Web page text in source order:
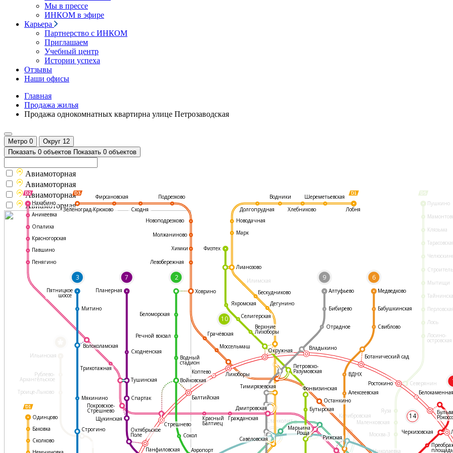
Мы в прессе
ИНКОМ в эфире
Карьера
Партнерство с ИНКОМ
Приглашаем
Учебный центр
Истории успеха
Отзывы
Наши офисы
Главная
Продажа жилья
Продажа однокомнатных квартирна улице Петрозаводская
Метро 0 Округ 12
Показать 0 объектов Показать 0 объектов
Илимская
Пушкино
Клязьма
Мытищи
Лось
Лосино-
островская
Северянин
Яуза
Маленковская
Москва-3
Николаевка
Ильинская
Рублево-
Архангельское
Троице-Лыково
Калибровская
Станколит
3 7
14
2 9 6
10
Фирсановская
Сходня
Подрезково
Новоподрезково
Молжаниново
Химки
Левобережная
Ховрино
Грачёвская
Моссельмаш
Останкино
Медведково
Бабушкинская
Свиблово
ВДНХ
Алексеевская
Рижская
Аэропорт
Сокол
Красный
Балтиец
Гражданская
Дмитровская
Коптево Лихоборы
Балтийская
Войковская
Водный
стадион
Сходненская
Трикотажная
Волоколамская
Тушинская
Мякинино
Строгино
Митино
Нахабино
Аникеевка
Опалиха
Красногорская
Павшино
Пенягино
Одинцово
Баковка
Сколково
Пятницкое
шоссе
Планерная
Спартак
Стрешнево
Щукинская
Октябрьское
Поле
Панфиловская
Окружная
Дегунино
Бескудниково
Верхние
Лихоборы
Селигерская
Физтех
Яхромская
Марк
Лианозово
Новодачная
Речной вокзал
Беломорская
Долгопрудная
Водники
Хлебниково
Шереметьевская
Лобня
Тимирязевская
Марьина
Роща
Савёловская
Фонвизинская
Бутырская
Петровско-
Разумовская
Покровское-
Стрешнево
Бибирево
Отрадное
Владыкино
Ботанический сад
Алтуфьево
Ростокино
Черкизовская
площадь
Зеленоград-Крюково
Авиамоторная
Авиамоторная
Авиамоторная
Авиамоторная